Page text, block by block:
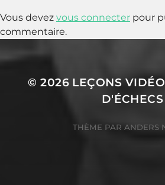
Vous devez vous connecter pour
commentaire.
© 2026 LEÇONS
D'ÉCHECS
THÈME PAR ANDERS